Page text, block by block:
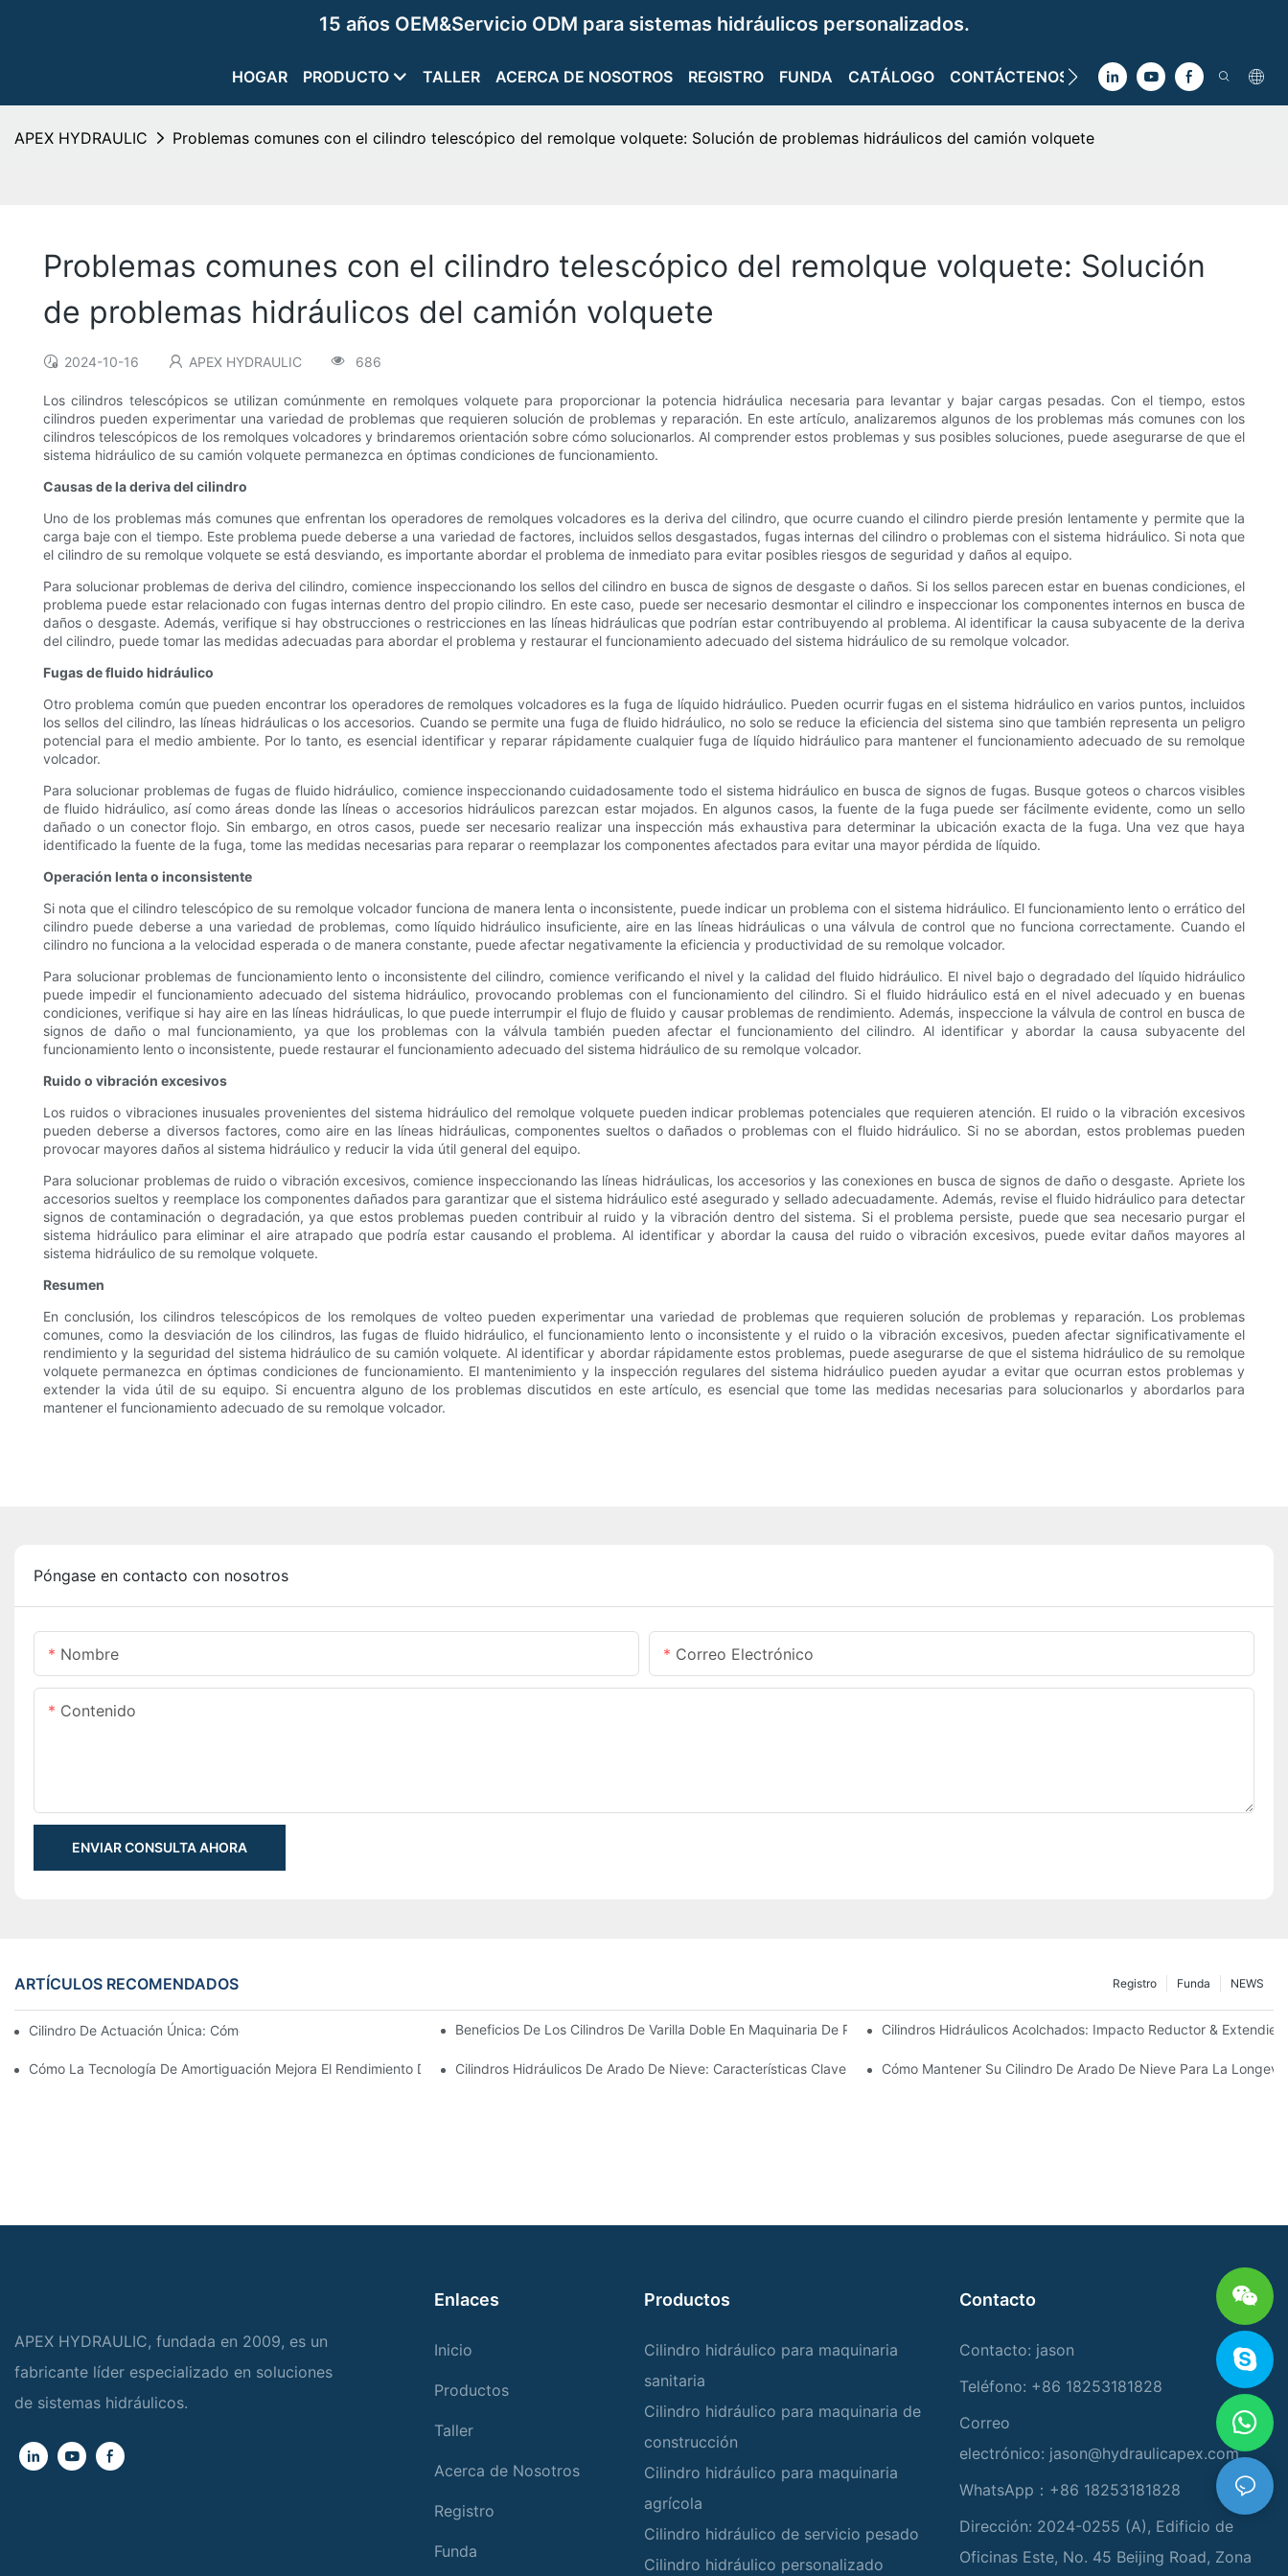
15 años OEM&Servicio ODM para sistemas hidráulicos personalizados.
HOGAR PRODUCTO TALLER ACERCA DE NOSOTROS REGISTRO FUNDA CATÁLOGO CONTÁCTENOS
APEX HYDRAULIC Problemas comunes con el cilindro telescópico del remolque volquete: Solución de problemas hidráulicos del camión volquete
Problemas comunes con el cilindro telescópico del remolque volquete: Solución
de problemas hidráulicos del camión volquete
2024-10-16 APEX HYDRAULIC 686
Los cilindros telescópicos se utilizan comúnmente en remolques volquete para proporcionar la potencia hidráulica necesaria para levantar y bajar cargas pesadas. Con el tiempo, estos
cilindros pueden experimentar una variedad de problemas que requieren solución de problemas y reparación. En este artículo, analizaremos algunos de los problemas más comunes con los
cilindros telescópicos de los remolques volcadores y brindaremos orientación sobre cómo solucionarlos. Al comprender estos problemas y sus posibles soluciones, puede asegurarse de que el
sistema hidráulico de su camión volquete permanezca en óptimas condiciones de funcionamiento.
Causas de la deriva del cilindro
Uno de los problemas más comunes que enfrentan los operadores de remolques volcadores es la deriva del cilindro, que ocurre cuando el cilindro pierde presión lentamente y permite que la
carga baje con el tiempo. Este problema puede deberse a una variedad de factores, incluidos sellos desgastados, fugas internas del cilindro o problemas con el sistema hidráulico. Si nota que
el cilindro de su remolque volquete se está desviando, es importante abordar el problema de inmediato para evitar posibles riesgos de seguridad y daños al equipo.
Para solucionar problemas de deriva del cilindro, comience inspeccionando los sellos del cilindro en busca de signos de desgaste o daños. Si los sellos parecen estar en buenas condiciones, el
problema puede estar relacionado con fugas internas dentro del propio cilindro. En este caso, puede ser necesario desmontar el cilindro e inspeccionar los componentes internos en busca de
daños o desgaste. Además, verifique si hay obstrucciones o restricciones en las líneas hidráulicas que podrían estar contribuyendo al problema. Al identificar la causa subyacente de la deriva
del cilindro, puede tomar las medidas adecuadas para abordar el problema y restaurar el funcionamiento adecuado del sistema hidráulico de su remolque volcador.
Fugas de fluido hidráulico
Otro problema común que pueden encontrar los operadores de remolques volcadores es la fuga de líquido hidráulico. Pueden ocurrir fugas en el sistema hidráulico en varios puntos, incluidos
los sellos del cilindro, las líneas hidráulicas o los accesorios. Cuando se permite una fuga de fluido hidráulico, no solo se reduce la eficiencia del sistema sino que también representa un peligro
potencial para el medio ambiente. Por lo tanto, es esencial identificar y reparar rápidamente cualquier fuga de líquido hidráulico para mantener el funcionamiento adecuado de su remolque
volcador.
Para solucionar problemas de fugas de fluido hidráulico, comience inspeccionando cuidadosamente todo el sistema hidráulico en busca de signos de fugas. Busque goteos o charcos visibles
de fluido hidráulico, así como áreas donde las líneas o accesorios hidráulicos parezcan estar mojados. En algunos casos, la fuente de la fuga puede ser fácilmente evidente, como un sello
dañado o un conector flojo. Sin embargo, en otros casos, puede ser necesario realizar una inspección más exhaustiva para determinar la ubicación exacta de la fuga. Una vez que haya
identificado la fuente de la fuga, tome las medidas necesarias para reparar o reemplazar los componentes afectados para evitar una mayor pérdida de líquido.
Operación lenta o inconsistente
Si nota que el cilindro telescópico de su remolque volcador funciona de manera lenta o inconsistente, puede indicar un problema con el sistema hidráulico. El funcionamiento lento o errático del
cilindro puede deberse a una variedad de problemas, como líquido hidráulico insuficiente, aire en las líneas hidráulicas o una válvula de control que no funciona correctamente. Cuando el
cilindro no funciona a la velocidad esperada o de manera constante, puede afectar negativamente la eficiencia y productividad de su remolque volcador.
Para solucionar problemas de funcionamiento lento o inconsistente del cilindro, comience verificando el nivel y la calidad del fluido hidráulico. El nivel bajo o degradado del líquido hidráulico
puede impedir el funcionamiento adecuado del sistema hidráulico, provocando problemas con el funcionamiento del cilindro. Si el fluido hidráulico está en el nivel adecuado y en buenas
condiciones, verifique si hay aire en las líneas hidráulicas, lo que puede interrumpir el flujo de fluido y causar problemas de rendimiento. Además, inspeccione la válvula de control en busca de
signos de daño o mal funcionamiento, ya que los problemas con la válvula también pueden afectar el funcionamiento del cilindro. Al identificar y abordar la causa subyacente del
funcionamiento lento o inconsistente, puede restaurar el funcionamiento adecuado del sistema hidráulico de su remolque volcador.
Ruido o vibración excesivos
Los ruidos o vibraciones inusuales provenientes del sistema hidráulico del remolque volquete pueden indicar problemas potenciales que requieren atención. El ruido o la vibración excesivos
pueden deberse a diversos factores, como aire en las líneas hidráulicas, componentes sueltos o dañados o problemas con el fluido hidráulico. Si no se abordan, estos problemas pueden
provocar mayores daños al sistema hidráulico y reducir la vida útil general del equipo.
Para solucionar problemas de ruido o vibración excesivos, comience inspeccionando las líneas hidráulicas, los accesorios y las conexiones en busca de signos de daño o desgaste. Apriete los
accesorios sueltos y reemplace los componentes dañados para garantizar que el sistema hidráulico esté asegurado y sellado adecuadamente. Además, revise el fluido hidráulico para detectar
signos de contaminación o degradación, ya que estos problemas pueden contribuir al ruido y la vibración dentro del sistema. Si el problema persiste, puede que sea necesario purgar el
sistema hidráulico para eliminar el aire atrapado que podría estar causando el problema. Al identificar y abordar la causa del ruido o vibración excesivos, puede evitar daños mayores al
sistema hidráulico de su remolque volquete.
Resumen
En conclusión, los cilindros telescópicos de los remolques de volteo pueden experimentar una variedad de problemas que requieren solución de problemas y reparación. Los problemas
comunes, como la desviación de los cilindros, las fugas de fluido hidráulico, el funcionamiento lento o inconsistente y el ruido o la vibración excesivos, pueden afectar significativamente el
rendimiento y la seguridad del sistema hidráulico de su camión volquete. Al identificar y abordar rápidamente estos problemas, puede asegurarse de que el sistema hidráulico de su remolque
volquete permanezca en óptimas condiciones de funcionamiento. El mantenimiento y la inspección regulares del sistema hidráulico pueden ayudar a evitar que ocurran estos problemas y
extender la vida útil de su equipo. Si encuentra alguno de los problemas discutidos en este artículo, es esencial que tome las medidas necesarias para solucionarlos y abordarlos para
mantener el funcionamiento adecuado de su remolque volcador.
Póngase en contacto con nosotros
Nombre Correo Electrónico
Contenido
ENVIAR CONSULTA AHORA
ARTÍCULOS RECOMENDADOS NEWS
Funda
Registro
Cilindro De Actuación Única: Cómo Funciona & Aplicaciones ComunesBeneficios De Los Cilindros De Varilla Doble En Maquinaria De PrecisiónCilindros Hidráulicos Acolchados: Impacto Reductor &
Cómo La Tecnología De Amortiguación Mejora El Rendimiento Del Cilindro HidráulicoCilindros Hidráulicos De Arado De Nieve: Características Clave Para Condiciones De Invierno Duras
Cómo Mantener Su Cilindro De Arado De Nieve Para La
APEX HYDRAULIC, fundada en 2009, es un
fabricante líder especializado en soluciones
de sistemas hidráulicos.
Enlaces
Inicio
Productos
Taller
Acerca de Nosotros
Registro
Funda
Productos
Cilindro hidráulico para maquinaria
sanitaria
Cilindro hidráulico para maquinaria de
construcción
Cilindro hidráulico para maquinaria
agrícola
Cilindro hidráulico de servicio pesado
Cilindro hidráulico personalizado
Contacto
Contacto: jason
Teléfono: +86 18253181828
Correo
electrónico: jason@hydraulicapex.com
WhatsApp：+86 18253181828
Dirección: 2024-0255 (A), Edificio de
Oficinas Este, No. 45 Beijing Road, Zona